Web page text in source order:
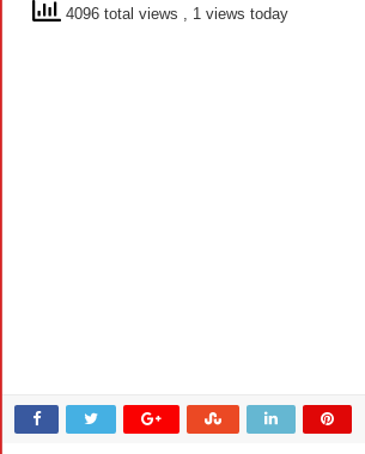
4096 total views , 1 views today